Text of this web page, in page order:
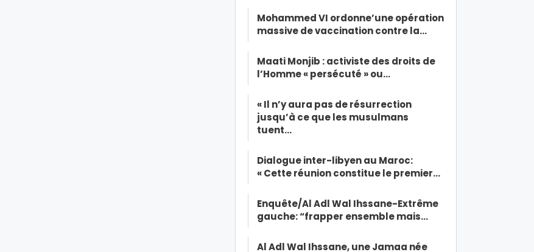
Mohammed VI ordonne’une opération
massive de vaccination contre la…
Maati Monjib : activiste des droits de
l’Homme « persécuté » ou…
« Il n’y aura pas de résurrection
jusqu’à ce que les musulmans
tuent…
Dialogue inter-libyen au Maroc:
« Cette réunion constitue le premier…
Enquête/Al Adl Wal Ihssane-Extrême
gauche: “frapper ensemble mais…
Al Adl Wal Ihssane, une Jamaa née